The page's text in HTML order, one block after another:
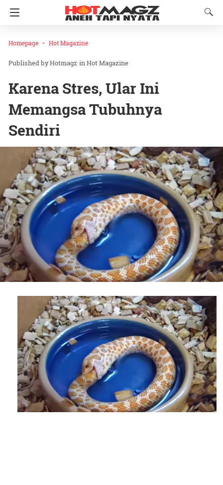
Homepage Hot Magazine
Hotmagz inHot Magazine
Karena Stres, Ular Ini
Memangsa Tubuhnya
Sendiri